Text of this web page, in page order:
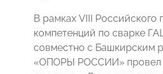
В рамках VIII
компетенций по сварке
совместно с Башкирским
«ОПОРЫ РОССИИ» провел